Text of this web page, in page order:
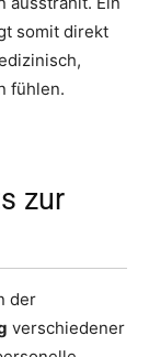
somit direkt
fühlen.
zur
der
verschiedener